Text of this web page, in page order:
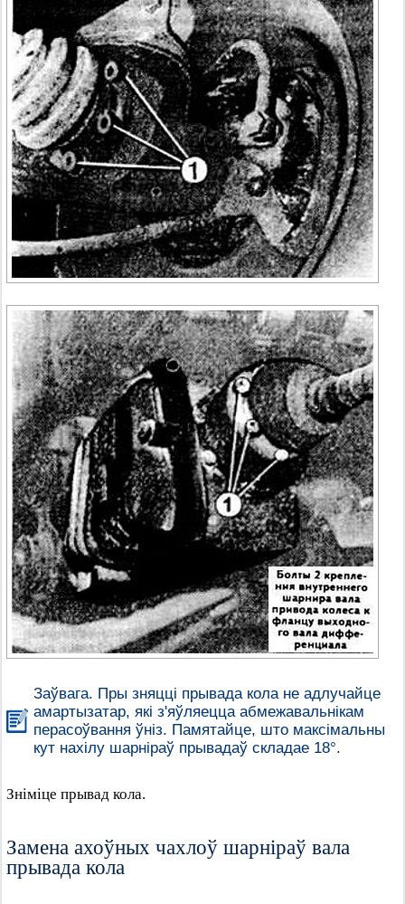
Заўвага. Пры зняцці прывада кола не адлучайце
амартызатар, які з'яўляецца абмежавальнікам
перасоўвання ўніз. Памятайце, што максімальны
кут нахілу шарніраў прывадаў складае 18°.
Зніміце прывад кола.
Замена ахоўных чахлоў шарніраў вала
прывада кола